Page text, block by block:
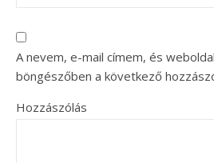
A nevem, e-mail címem, és
böngészőben a következő
Hozzászólás